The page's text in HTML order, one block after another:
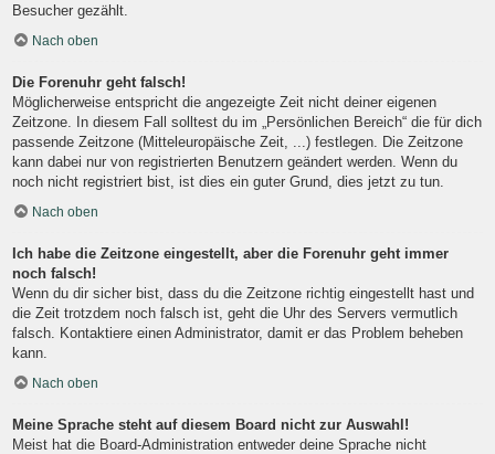
Besucher gezählt.
Nach oben
Die Forenuhr geht falsch!
Möglicherweise entspricht die angezeigte Zeit nicht deiner eigenen
Zeitzone. In diesem Fall solltest du im „Persönlichen Bereich“ die für dich
passende Zeitzone (Mitteleuropäische Zeit, ...) festlegen. Die Zeitzone
kann dabei nur von registrierten Benutzern geändert werden. Wenn du
noch nicht registriert bist, ist dies ein guter Grund, dies jetzt zu tun.
Nach oben
Ich habe die Zeitzone eingestellt, aber die Forenuhr geht immer
noch falsch!
Wenn du dir sicher bist, dass du die Zeitzone richtig eingestellt hast und
die Zeit trotzdem noch falsch ist, geht die Uhr des Servers vermutlich
falsch. Kontaktiere einen Administrator, damit er das Problem beheben
kann.
Nach oben
Meine Sprache steht auf diesem Board nicht zur Auswahl!
Meist hat die Board-Administration entweder deine Sprache nicht